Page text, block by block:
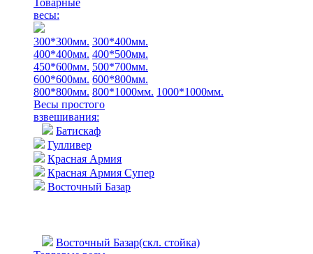
Товарные
весы:
300*300мм. 300*400мм.
400*400мм. 400*500мм.
450*600мм. 500*700мм.
600*600мм. 600*800мм.
800*800мм. 800*1000мм. 1000*1000мм.
Весы простого
взвешивания:
Батискаф
Гулливер
Красная Армия
Красная Армия Супер
Восточный Базар
Восточный Базар(скл. стойка)